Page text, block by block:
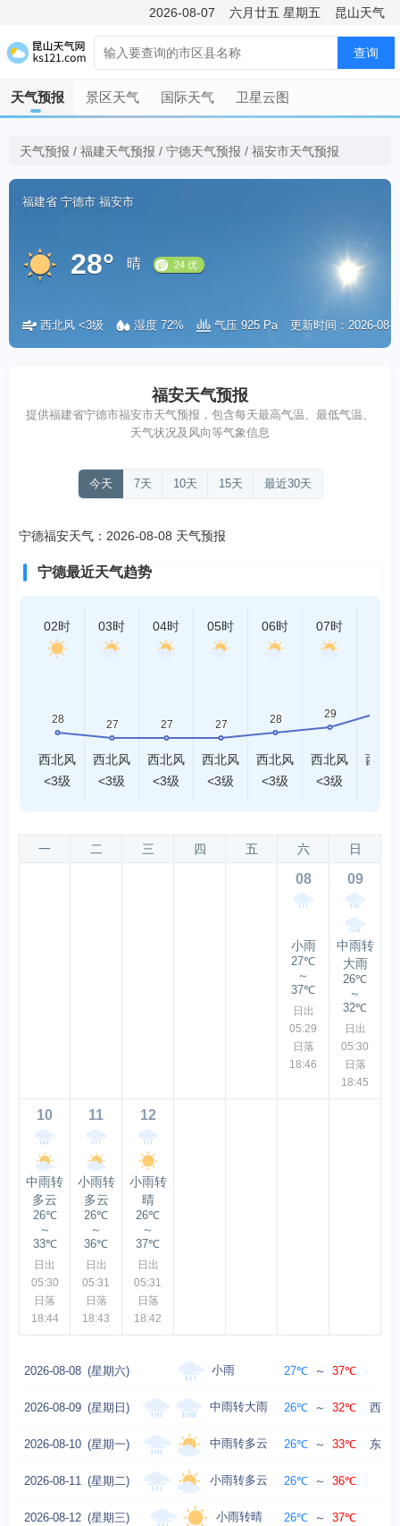
2026-08-07 六月廿五 星期五 昆山天气
查询
天气预报 景区天气 国际天气 卫星云图
天气预报 / 福建天气预报 / 宁德天气预报 / 福安市天气预报
福建省 宁德市 福安市
28° 晴
24 优
西北风 <3级 湿度 72% 气压 925 Pa 更新时间：2026-08-
福安天气预报
提供福建省宁德市福安市天气预报，包含每天最高气温、最低气温、
天气状况及风向等气象信息
今天 7天 10天 15天 最近30天
宁德福安天气：2026-08-08 天气预报
宁德最近天气趋势
02时
西北风
<3级
03时
西北风
<3级
04时
西北风
<3级
05时
西北风
<3级
06时
西北风
<3级
07时
西北风
<3级
西北
一 二 三 四 五 六 日
08
小雨
27℃
～
37℃
日出
05:29
日落
18:46
09
中雨转
大雨
26℃
～
32℃
日出
05:30
日落
18:45
10
中雨转
多云
26℃
～
33℃
日出
05:30
日落
18:44
11
小雨转
多云
26℃
～
36℃
日出
05:31
日落
18:43
12
小雨转
晴
26℃
～
37℃
日出
05:31
日落
18:42
2026-08-08 (星期六) 小雨 27℃ ～ 37℃
2026-08-09 (星期日) 中雨转大雨 26℃ ～ 32℃ 西北
2026-08-10 (星期一) 中雨转多云 26℃ ～ 33℃ 东南
2026-08-11 (星期二) 小雨转多云 26℃ ～ 36℃
2026-08-12 (星期三) 小雨转晴 26℃ ～ 37℃